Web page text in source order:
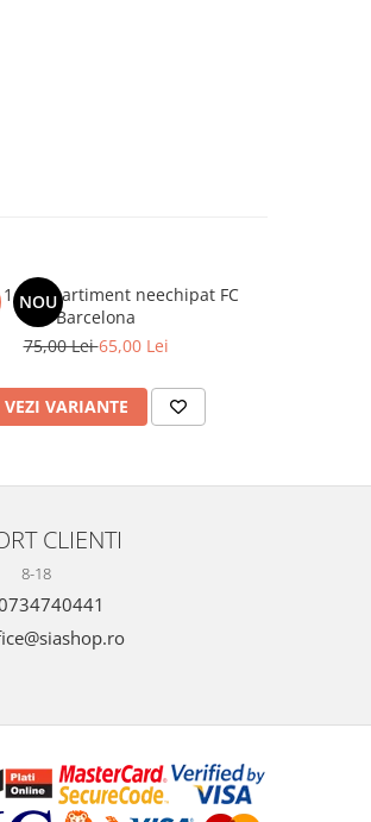
NOU neechipat FC
Barcelona
75,00 Lei65,00 Lei
VEZI VARIANTE
CLIENTI
8-18